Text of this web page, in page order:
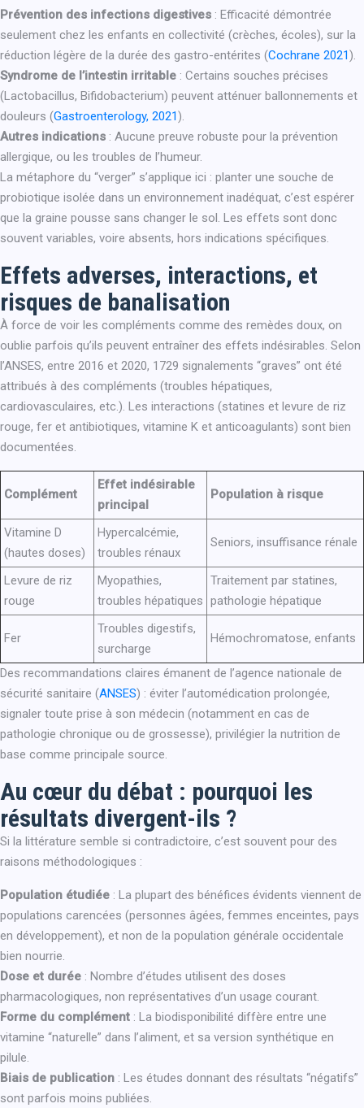
Prévention des infections digestives : Efficacité démontrée
seulement chez les enfants en collectivité (crèches, écoles), sur la
réduction légère de la durée des gastro-entérites (Cochrane 2021).
Syndrome de l’intestin irritable : Certains souches précises
(Lactobacillus, Bifidobacterium) peuvent atténuer ballonnements et
douleurs (Gastroenterology, 2021).
Autres indications : Aucune preuve robuste pour la prévention
allergique, ou les troubles de l’humeur.
La métaphore du “verger” s’applique ici : planter une souche de
probiotique isolée dans un environnement inadéquat, c’est espérer
que la graine pousse sans changer le sol. Les effets sont donc
souvent variables, voire absents, hors indications spécifiques.
Effets adverses, interactions, et
risques de banalisation
À force de voir les compléments comme des remèdes doux, on
oublie parfois qu’ils peuvent entraîner des effets indésirables. Selon
l’ANSES, entre 2016 et 2020, 1729 signalements “graves” ont été
attribués à des compléments (troubles hépatiques,
cardiovasculaires, etc.). Les interactions (statines et levure de riz
rouge, fer et antibiotiques, vitamine K et anticoagulants) sont bien
documentées.
Complément
Effet indésirable
principal
Population à risque
Vitamine D
(hautes doses)
Hypercalcémie,
troubles rénaux
Seniors, insuffisance rénale
Levure de riz
rouge
Myopathies,
troubles hépatiques
Traitement par statines,
pathologie hépatique
Fer
Troubles digestifs,
surcharge
Hémochromatose, enfants
Des recommandations claires émanent de l’agence nationale de
sécurité sanitaire (ANSES) : éviter l’automédication prolongée,
signaler toute prise à son médecin (notamment en cas de
pathologie chronique ou de grossesse), privilégier la nutrition de
base comme principale source.
Au cœur du débat : pourquoi les
résultats divergent-ils ?
Si la littérature semble si contradictoire, c’est souvent pour des
raisons méthodologiques :
Population étudiée : La plupart des bénéfices évidents viennent de
populations carencées (personnes âgées, femmes enceintes, pays
en développement), et non de la population générale occidentale
bien nourrie.
Dose et durée : Nombre d’études utilisent des doses
pharmacologiques, non représentatives d’un usage courant.
Forme du complément : La biodisponibilité diffère entre une
vitamine “naturelle” dans l’aliment, et sa version synthétique en
pilule.
Biais de publication : Les études donnant des résultats “négatifs”
sont parfois moins publiées.